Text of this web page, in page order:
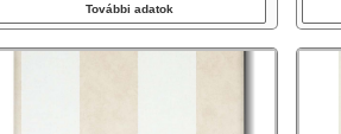
További adatok